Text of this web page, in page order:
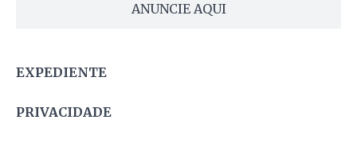
ANUNCIE AQUI
EXPEDIENTE
PRIVACIDADE